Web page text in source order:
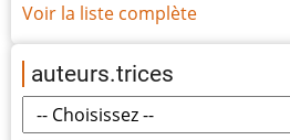
Voir la liste complète
auteurs.trices